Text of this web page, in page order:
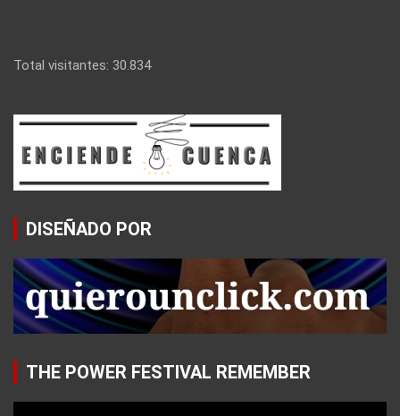
Total visitantes: 30.834
DISEÑADO POR
THE POWER FESTIVAL REMEMBER